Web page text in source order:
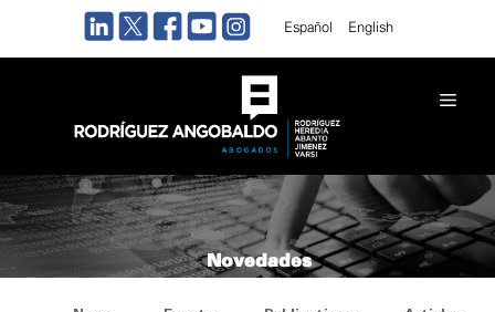
Español English
Novedades